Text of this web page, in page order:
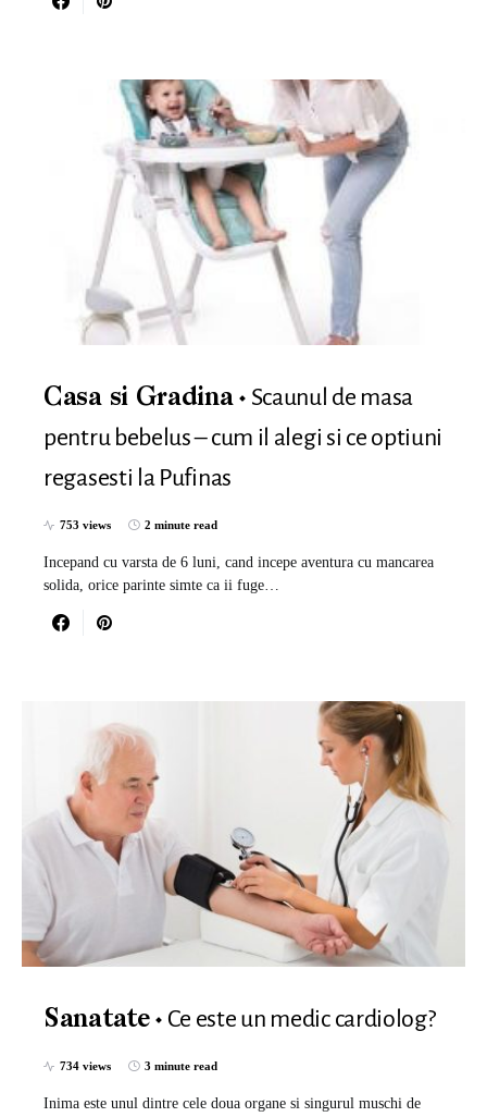
Casa si Gradina
Scaunul de masa
pentru bebelus – cum il alegi si ce optiuni
regasesti la Pufinas
753 views 2 minute read
Incepand cu varsta de 6 luni, cand incepe aventura cu mancarea
solida, orice parinte simte ca ii fuge…
Sanatate Ce este un medic cardiolog?
734 views 3 minute read
Inima este unul dintre cele doua organe si singurul muschi de